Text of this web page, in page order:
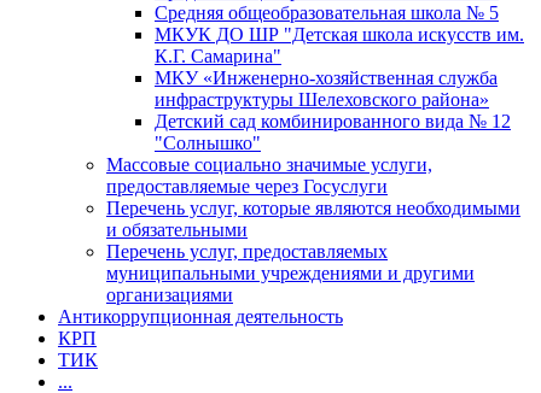
Средняя общеобразовательная школа № 5
МКУК ДО ШР "Детская школа искусств им.
К.Г. Самарина"
МКУ «Инженерно-хозяйственная служба
инфраструктуры Шелеховского района»
Детский сад комбинированного вида № 12
"Солнышко"
Массовые социально значимые услуги,
предоставляемые через Госуслуги
Перечень услуг, которые являются необходимыми
и обязательными
Перечень услуг, предоставляемых
муниципальными учреждениями и другими
организациями
Антикоррупционная деятельность
КРП
ТИК
...